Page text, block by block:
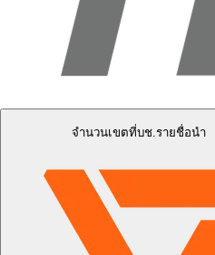
จำนวนเขตที่บช.รายชื่อนำ